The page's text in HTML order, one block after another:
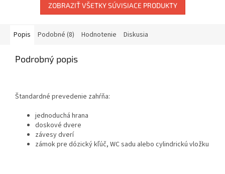
ZOBRAZIŤ VŠETKY SÚVISIACE PRODUKTY
Popis Podobné (8) Hodnotenie Diskusia
Podrobný popis
Štandardné prevedenie zahŕňa:
jednoduchá hrana
doskové dvere
závesydverí
zámokpre dózickýkľúč, WCsadu alebo cylindrickú vložku